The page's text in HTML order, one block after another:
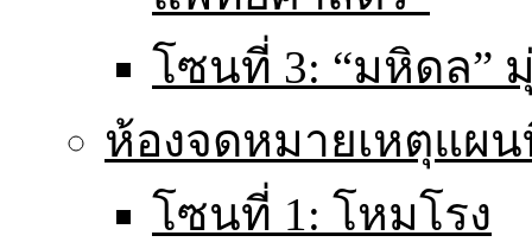
โซนที่ 3: “มหิดล”
ห้องจดหมายเหตุแผ
โซนที่ 1: โหมโรง